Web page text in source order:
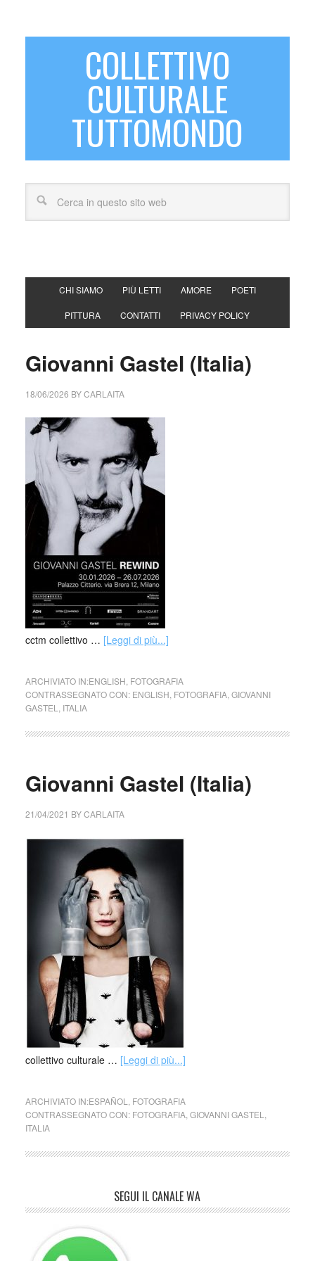
COLLETTIVO
CULTURALE
TUTTOMONDO
CHI SIAMO PIÙ LETTI AMORE POETI
PITTURA CONTATTI PRIVACY POLICY
Giovanni Gastel (Italia)
18/06/2026 BYCARLAITA
cctm collettivo … [Leggi di più...]
ARCHIVIATO IN:ENGLISH FOTOGRAFIA
CONTRASSEGNATO CON: ENGLISH FOTOGRAFIA, GIOVANNI
GASTEL
ITALIA
Giovanni Gastel (Italia)
21/04/2021 BYCARLAITA
collettivo culturale … [Leggi di più...]
ARCHIVIATO IN:ESPAÑOL
FOTOGRAFIA
CONTRASSEGNATO CON: FOTOGRAFIA, GIOVANNI GASTEL
ITALIA
SEGUI IL CANALE WA